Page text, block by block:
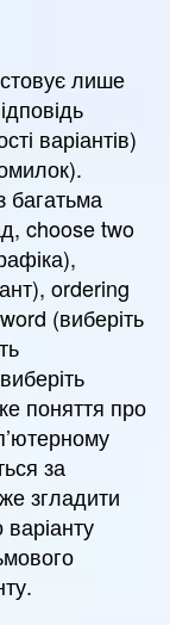
лише
варіантів)
багатьма
choose two
ordering
(виберіть
поняття про
за
згладити